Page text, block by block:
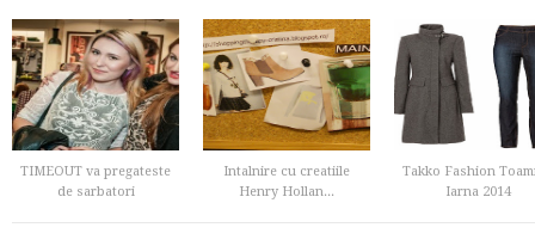
TIMEOUT va pregateste
de sarbatori
Intalnire cu creatiile
Henry Hollan...
Takko Fashion
Iarna 2014